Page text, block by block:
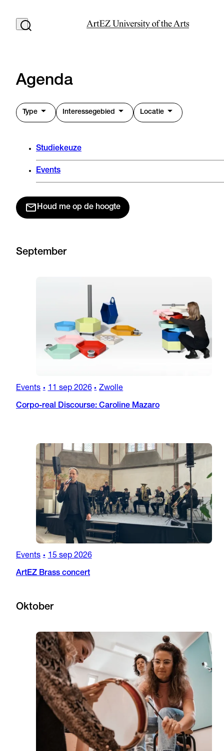
Agenda
Type Interessegebied Locatie
Studiekeuze
Events
Houd me op de hoogte
September
Events • 11 sep 2026 • Zwolle
Corpo-real Discourse: Caroline Mazaro
Events • 15 sep 2026
ArtEZ Brass concert
Oktober